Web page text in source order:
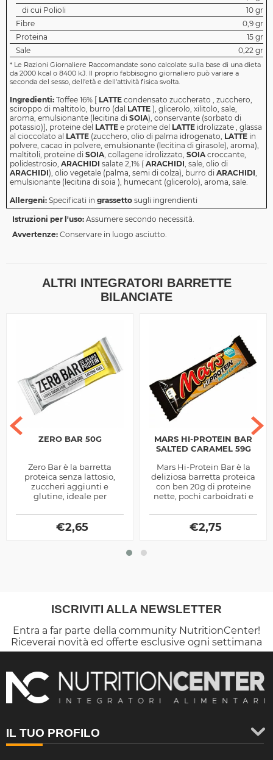
di cui Polioli
10 gr
Fibre
0,9 gr
Proteina
15 gr
Sale
0,22 gr
* Le Razioni Giornaliere Raccomandate sono calcolate sulla base di una dieta
da 2000 kcal o 8400 kJ. Il proprio fabbisogno giornaliero può variare a
seconda del sesso, dell'età e dell'attività fisica svolta.
Ingredienti: Toffee 16% [ LATTE condensato zuccherato , zucchero,
sciroppo di maltitolo, burro (dal LATTE ), glicerolo, xilitolo, sale,
aroma, emulsionante (lecitina di SOIA), conservante (sorbato di
potassio)], proteine ​​del LATTE e proteine ​​del LATTE idrolizzate , glassa
al cioccolato al LATTE (zucchero, olio di palma idrogenato, LATTE in
polvere, cacao in polvere, emulsionante (lecitina di girasole), aroma),
maltitoli, proteine ​​di SOIA, collagene idrolizzato, SOIAcroccante,
polidestrosio, ARACHIDI salate 2,1% ( ARACHIDI, sale, olio di
ARACHIDI), olio vegetale (palma, semi di colza), burro di ARACHIDI,
emulsionante (lecitina di soia ), humecant (glicerolo), aroma, sale.
Allergeni: Specificati in grassetto sugli ingrendienti
Istruzioni per l'uso: Assumere secondo necessità.
Avvertenze: Conservare in luogo asciutto.
ALTRI INTEGRATORI BARRETTE
BILANCIATE
ZERO BAR 50G
Zero Bar è la barretta
proteica senza lattosio,
zuccheri aggiunti e
glutine, ideale per
della dieta ipocalorica per
dimagrire
€2,65
MARS HI-PROTEIN BAR
SALTED CARAMEL 59G
Mars Hi-Protein Bar è la
deliziosa barretta proteica
con ben 20g di proteine
nette, pochi carboidrati e
Salted Caramel
€2,75
ISCRIVITI ALLA NEWSLETTER
Entra a far parte della community NutritionCenter!
Riceverai novità ed offerte esclusive ogni settimana
IL TUO PROFILO